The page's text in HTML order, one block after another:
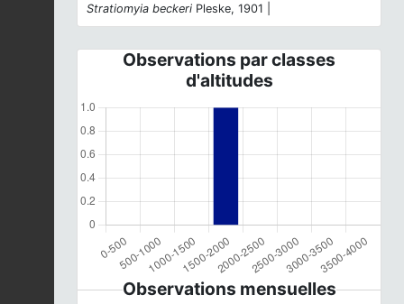
Stratiomyia beckeri Pleske, 1901 |
Observations par classes
d'altitudes
Observations mensuelles